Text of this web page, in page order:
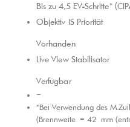
Bis zu 4,5 EV-Schritte*
Objektiv IS Priorität
Vorhanden
Live View Stabilisator
Verfügbar
–
*Bei Verwendung des
(Brennweite = 42 mm